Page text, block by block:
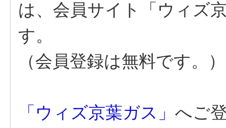
は、会員サイト「ウィズ
す。
（会員登録は無料です。）
「ウィズ京葉ガス」 へご